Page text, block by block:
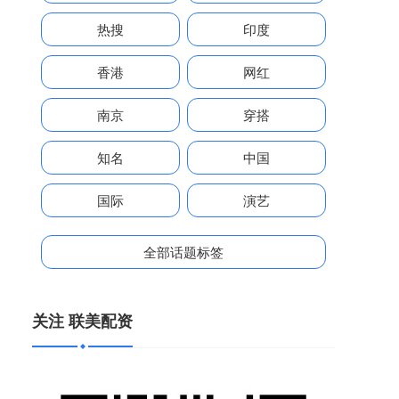
热搜 印度
香港 网红
南京 穿搭
知名 中国
国际 演艺
全部话题标签
关注 联美配资